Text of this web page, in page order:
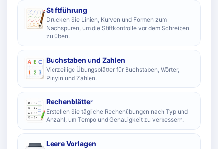
Stiftführung
Drucken Sie Linien, Kurven und Formen zum
Nachspuren, um die Stiftkontrolle vor dem Schreiben
zu üben.
Buchstaben und Zahlen
Vierzeilige Übungsblätter für Buchstaben, Wörter,
Pinyin und Zahlen.
Rechenblätter
Erstellen Sie tägliche Rechenübungen nach Typ und
Anzahl, um Tempo und Genauigkeit zu verbessern.
Leere Vorlagen